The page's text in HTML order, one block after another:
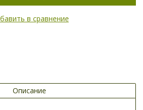
в сравнение
Описание